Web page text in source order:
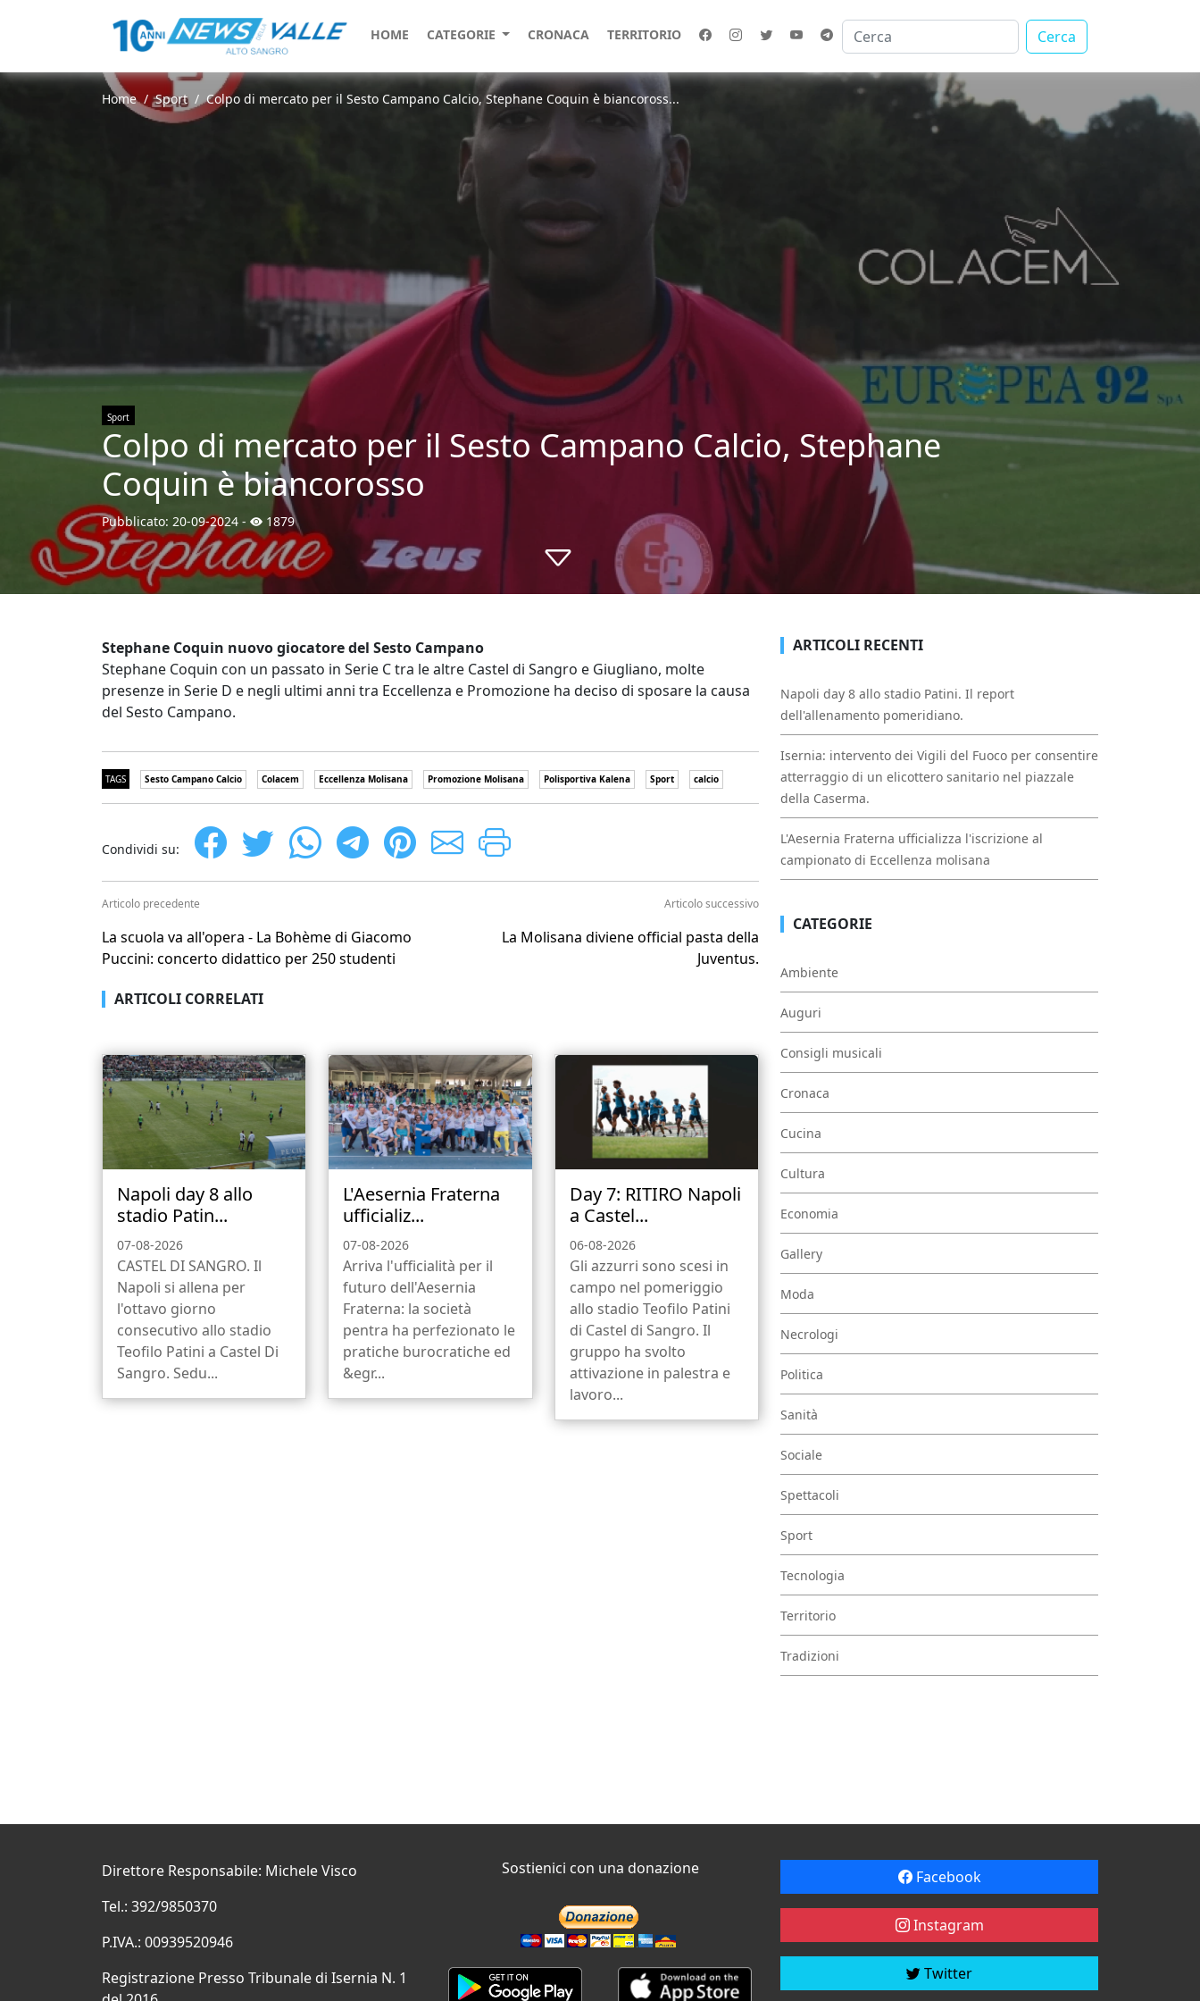
HOME CATEGORIE CRONACA TERRITORIO Cerca
Home Sport Colpo di mercato per il Sesto Campano Calcio, Stephane Coquin è biancoross...
Sport
Colpo di mercato per il Sesto Campano Calcio, Stephane
Coquin è biancorosso
Pubblicato: 20-09-2024 - 1879
Stephane Coquin nuovo giocatore del Sesto Campano
Stephane Coquin con un passato in Serie C tra le altre Castel di Sangro e Giugliano, molte
presenze in Serie D e negli ultimi anni tra Eccellenza e Promozione ha deciso di sposare la causa
del Sesto Campano.
TAGS Sesto Campano Calcio Colacem Eccellenza Molisana Promozione Molisana Polisportiva Kalena Sport calcio
Condividi su:
Articolo precedente
La scuola va all'opera - La Bohème di Giacomo
Puccini: concerto didattico per 250 studenti
Articolo successivo
La Molisana diviene official pasta della
Juventus.
ARTICOLI CORRELATI
Napoli day 8 allo
stadio Patin...
07-08-2026
CASTEL DI SANGRO. Il
Napoli si allena per
l'ottavo giorno
consecutivo allo stadio
Teofilo Patini a Castel Di
Sangro. Sedu...
L'Aesernia Fraterna
ufficializ...
07-08-2026
Arriva l'ufficialità per il
futuro dell'Aesernia
Fraterna: la società
pentra ha perfezionato le
pratiche burocratiche ed
&egr...
Day 7: RITIRO Napoli
a Castel...
06-08-2026
Gli azzurri sono scesi in
campo nel pomeriggio
allo stadio Teofilo Patini
di Castel di Sangro. Il
gruppo ha svolto
attivazione in palestra e
lavoro...
ARTICOLI RECENTI
Napoli day 8 allo stadio Patini. Il report
dell'allenamento pomeridiano.
Isernia: intervento dei Vigili del Fuoco per consentire
atterraggio di un elicottero sanitario nel piazzale
della Caserma.
L'Aesernia Fraterna ufficializza l'iscrizione al
campionato di Eccellenza molisana
CATEGORIE
Ambiente
Auguri
Consigli musicali
Cronaca
Cucina
Cultura
Economia
Gallery
Moda
Necrologi
Politica
Sanità
Sociale
Spettacoli
Sport
Tecnologia
Territorio
Tradizioni
Direttore Responsabile: Michele Visco
Tel.: 392/9850370
P.IVA.: 00939520946
Registrazione Presso Tribunale di Isernia N. 1
Sostienici con una donazione Facebook
Instagram
Twitter